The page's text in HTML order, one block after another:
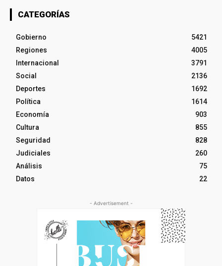
CATEGORÍAS
Gobierno
5421
Regiones
4005
Internacional
3791
Social
2136
Deportes
1692
Política
1614
Economía
903
Cultura
855
Seguridad
828
Judiciales
260
Análisis
75
Datos
22
- Advertisement -